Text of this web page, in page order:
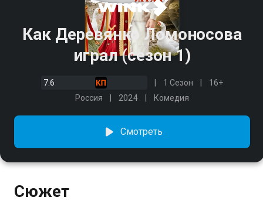
Как Деревянко Ломоносова
играл (сезон 1)
7.6 1 Сезон
16+
Россия
2024 Комедия
Смотреть
Сюжет